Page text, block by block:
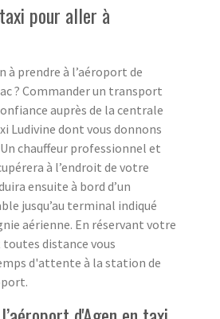
pour aller à
à prendre à l’aéroport de
? Commander un transport
auprès de la centrale
Ludivine dont vous donnons
chauffeur professionnel et
à l’endroit de votre
ensuite à bord d’un
jusqu’au terminal indiqué
aérienne. En réservant votre
distance vous
d'attente à la station de